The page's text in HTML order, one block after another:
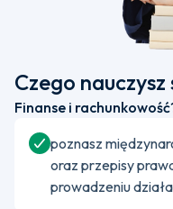
Czego
Finanse i
poznasz
oraz przepisy
prowadzeniu